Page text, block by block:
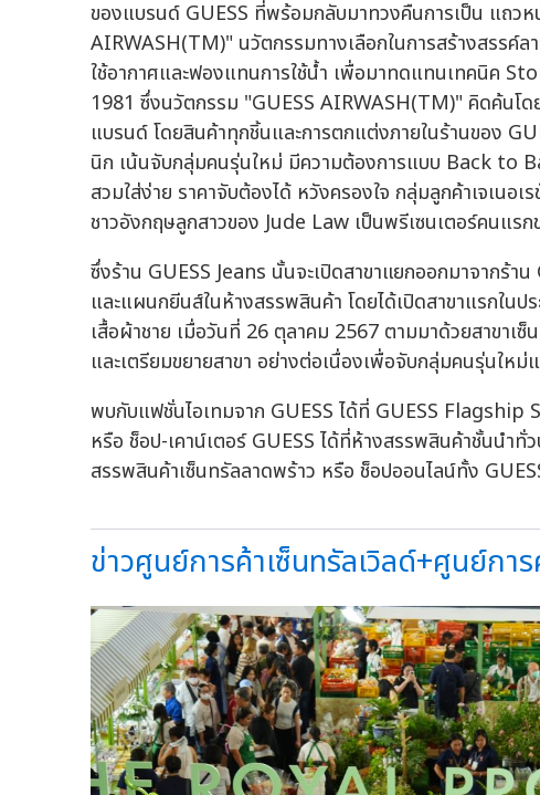
ของแบรนด์ GUESS ที่พร้อมกลับมาทวงคืนการเป็น แถวห
AIRWASH(TM)" นวัตกรรมทางเลือกในการสร้างสรรค์
ใช้อากาศและฟองแทนการใช้น้ำ เพื่อมาทดแทนเทคนิค
1981 ซึ่งนวัตกรรม "GUESS AIRWASH(TM)" คิดค้นโ
แบรนด์ โดยสินค้าทุกชิ้นและการตกแต่งภายในร้านของ
นิก เน้นจับกลุ่มคนรุ่นใหม่ มีความต้องการแบบ Back to
สวมใส่ง่าย ราคาจับต้องได้ หวังครองใจ กลุ่มลูกค้าเจเน
ชาวอังกฤษลูกสาวของ Jude Law เป็นพรีเซนเตอร์คนแรก
ซึ่งร้าน GUESS Jeans นั้นจะเปิดสาขาแยกออกมาจากร้า
และแผนกยีนส์ในห้างสรรพสินค้า โดยได้เปิดสาขาแรกใน
เสื้อผ้าชาย เมื่อวันที่ 26 ตุลาคม 2567 ตามมาด้วยสาขาเ
และเตรียมขยายสาขา อย่างต่อเนื่องเพื่อจับกลุ่มคนรุ่นให
พบกับแฟชั่นไอเทมจาก GUESS ได้ที่ GUESS Flagship
หรือ ช็อป-เคาน์เตอร์ GUESS ได้ที่ห้างสรรพสินค้าชั้นนำทั่
สรรพสินค้าเซ็นทรัลลาดพร้าว หรือ ช็อปออนไลน์ทั้ง
ข่าวศูนย์การค้าเซ็นทรัลเวิลด์+ศูนย์การ